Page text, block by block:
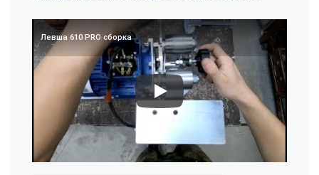
Левша 610 PRO сборка